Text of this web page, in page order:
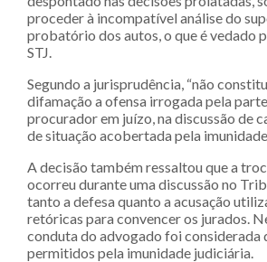
proceder à incompatível análise do
probatório dos autos, o que é vedado
STJ.
Segundo a jurisprudência, “não
difamação a ofensa irrogada pela
procurador em juízo, na discussão de
de situação acobertada pela
A decisão também ressaltou que a
ocorreu durante uma discussão no
tanto a defesa quanto a acusação
retóricas para convencer os jurados.
conduta do advogado foi considerada
permitidos pela imunidade judiciária.